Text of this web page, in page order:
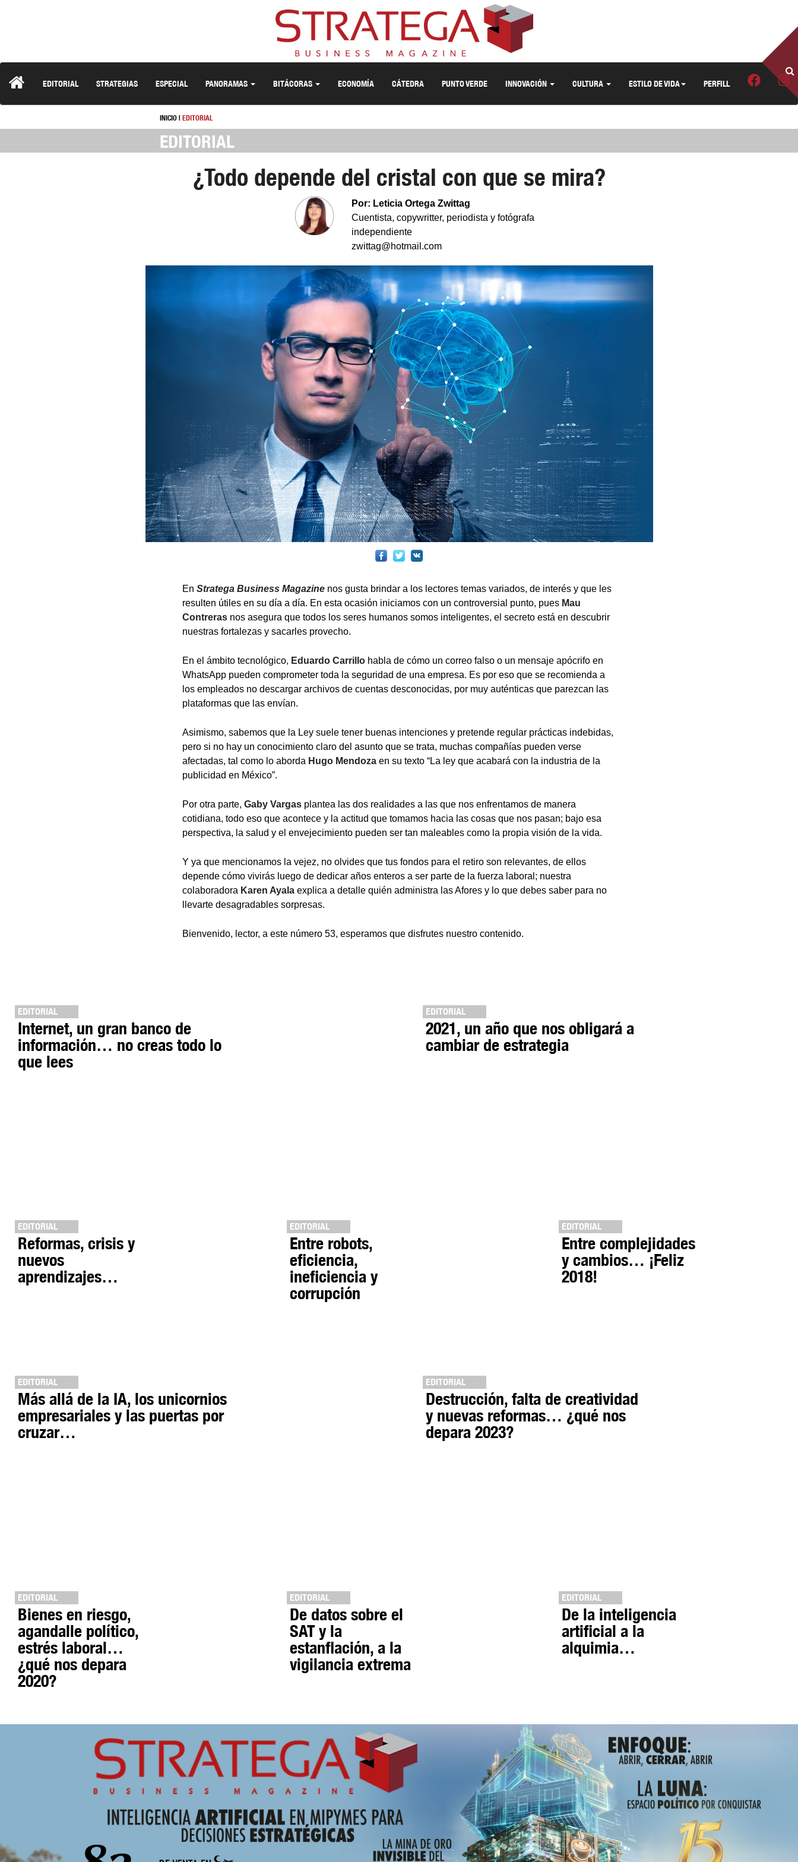
EDITORIAL STRATEGIAS ESPECIAL PANORAMAS BITÁCORAS ECONOMÍA CÁTEDRA PUNTO VERDE INNOVACIÓN CULTURA ESTILO DE VIDA PERFILL
INICIO| EDITORIAL
EDITORIAL
¿Todo depende del cristal con que se mira?
Por: Leticia Ortega Zwittag
Cuentista, copywritter, periodista y fotógrafa
independiente
zwittag@hotmail.com
En Stratega Business Magazine nos gusta brindar a los lectores temas variados, de interés y que les
resulten útiles en su día a día. En esta ocasión iniciamos con un controversial punto, pues Mau
Contreras nos asegura que todos los seres humanos somos inteligentes, el secreto está en descubrir
nuestras fortalezas y sacarles provecho.
En el ámbito tecnológico, Eduardo Carrillo habla de cómo un correo falso o un mensaje apócrifo en
WhatsApp pueden comprometer toda la seguridad de una empresa. Es por eso que se recomienda a
los empleados no descargar archivos de cuentas desconocidas, por muy auténticas que parezcan las
plataformas que las envían.
Asimismo, sabemos que la Ley suele tener buenas intenciones y pretende regular prácticas indebidas,
pero si no hay un conocimiento claro del asunto que se trata, muchas compañías pueden verse
afectadas, tal como lo aborda Hugo Mendoza en su texto “La ley que acabará con la industria de la
publicidad en México”.
Por otra parte, Gaby Vargas plantea las dos realidades a las que nos enfrentamos de manera
cotidiana, todo eso que acontece y la actitud que tomamos hacia las cosas que nos pasan; bajo esa
perspectiva, la salud y el envejecimiento pueden ser tan maleables como la propia visión de la vida.
Y ya que mencionamos la vejez, no olvides que tus fondos para el retiro son relevantes, de ellos
depende cómo vivirás luego de dedicar años enteros a ser parte de la fuerza laboral; nuestra
colaboradora Karen Ayala explica a detalle quién administra las Afores y lo que debes saber para no
llevarte desagradables sorpresas.
Bienvenido, lector, a este número 53, esperamos que disfrutes nuestro contenido.
EDITORIAL
Internet, un gran banco de
información… no creas todo lo
que lees
EDITORIAL
2021, un año que nos obligará a
cambiar de estrategia
EDITORIAL
Reformas, crisis y
nuevos
aprendizajes…
EDITORIAL
Entre robots,
eficiencia,
ineficiencia y
corrupción
EDITORIAL
Entre complejidades
y cambios… ¡Feliz
2018!
EDITORIAL
Más allá de la IA, los unicornios
empresariales y las puertas por
cruzar…
EDITORIAL
Destrucción, falta de creatividad
y nuevas reformas… ¿qué nos
depara 2023?
EDITORIAL
Bienes en riesgo,
agandalle político,
estrés laboral…
¿qué nos depara
2020?
EDITORIAL
De datos sobre el
SAT y la
estanflación, a la
vigilancia extrema
EDITORIAL
De la inteligencia
artificial a la
alquimia…